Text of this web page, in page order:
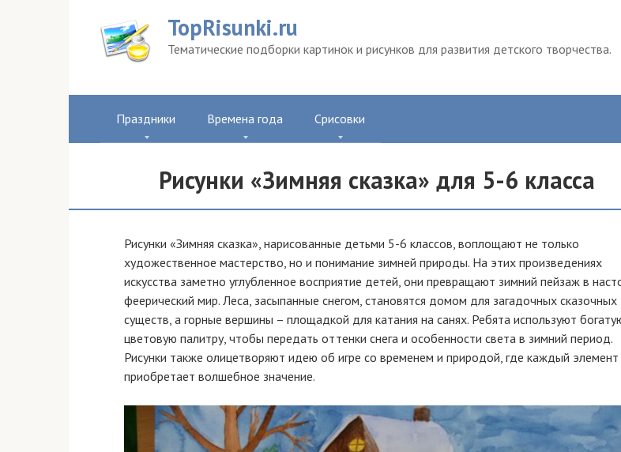
TopRisunki.ru
Тематические подборки картинок и рисунков для развития детского творчества.
Праздники Времена года Срисовки
Рисунки «Зимняя сказка» для 5-6 класса
Рисунки «Зимняя сказка», нарисованные детьми 5-6 классов, воплощают не только
художественное мастерство, но и понимание зимней природы. На этих произведениях
искусства заметно углубленное восприятие детей, они превращают зимний пейзаж в
феерический мир. Леса, засыпанные снегом, становятся домом для загадочных сказочных
существ, а горные вершины – площадкой для катания на санях. Ребята используют
цветовую палитру, чтобы передать оттенки снега и особенности света в зимний период.
Рисунки также олицетворяют идею об игре со временем и природой, где каждый элемент
приобретает волшебное значение.